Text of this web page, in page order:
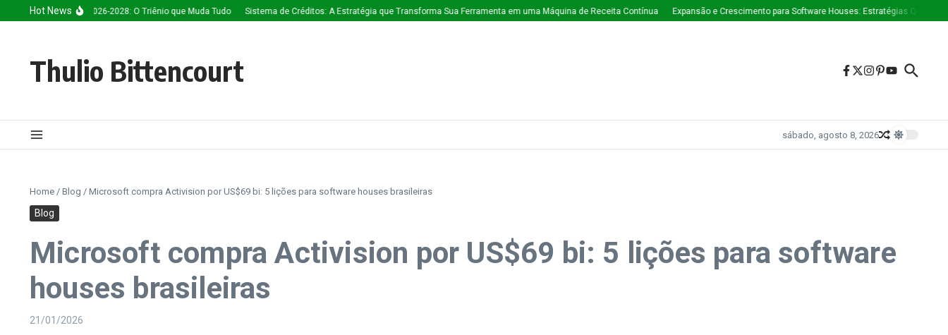
Ir para o conteúdo
Hot News
Artificial 2026-2028: O Triênio que Muda Tudo Sistema de Créditos: A Estratégia que Transforma Sua Ferramenta em uma Máquina de Receita Contínua Expansão e Crescimento para Software Houses: Estratégias Que Estão
Thulio Bittencourt
sábado, agosto 8, 2026
Home / Blog / Microsoft compra Activision por US$69 bi: 5 lições para software houses brasileiras
Blog
Microsoft compra Activision por US$69 bi: 5 lições para software
houses brasileiras
21/01/2026